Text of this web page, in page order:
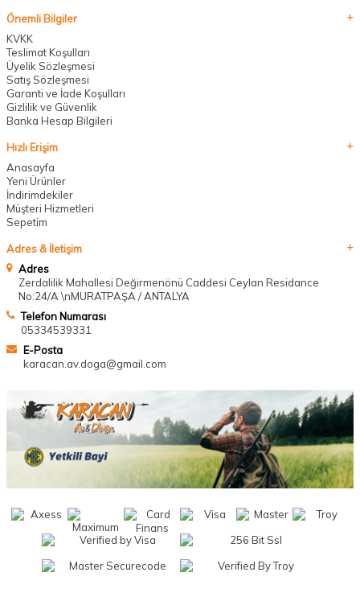
Önemli Bilgiler
KVKK
Teslimat Koşulları
Üyelik Sözleşmesi
Satış Sözleşmesi
Garanti ve İade Koşulları
Gizlilik ve Güvenlik
Banka Hesap Bilgileri
Hızlı Erişim
Anasayfa
Yeni Ürünler
İndirimdekiler
Müşteri Hizmetleri
Sepetim
Adres & İletişim
Adres
Zerdalilik Mahallesi Değirmenönü Caddesi Ceylan Residance
No:24/A \nMURATPAŞA / ANTALYA
Telefon Numarası
05334539331
E-Posta
karacan.av.doga@gmail.com